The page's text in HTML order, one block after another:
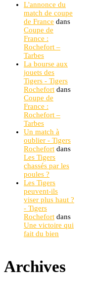
L'annonce du
match de coupe
de France dans
Coupe de
France :
Rochefort –
Tarbes
La bourse aux
jouets des
Tigers - Tigers
Rochefort dans
Coupe de
France :
Rochefort –
Tarbes
Un match à
oublier - Tigers
Rochefort dans
Les Tigers
chassés par les
poules ?
Les Tigers
peuvent-ils
viser plus haut ?
- Tigers
Rochefort dans
Une victoire qui
fait du bien
Archives